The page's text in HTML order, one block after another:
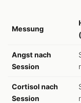
Messung
Angst nach
Session
Cortisol nach
Session